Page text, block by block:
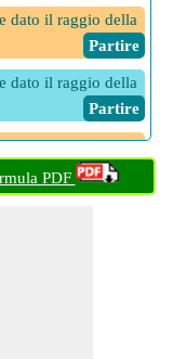
dato il raggio della
​ Partire
dato il raggio della
​ Partire
dato il volume
​ Partire
PDF